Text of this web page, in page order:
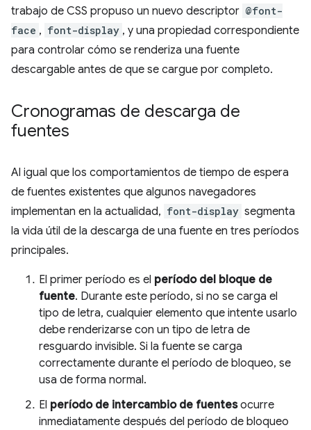
trabajo de CSS propuso un nuevo descriptor @font-
face , font-display , y una propiedad correspondiente
para controlar cómo se renderiza una fuente
descargable antes de que se cargue por completo.
Cronogramas de descarga de
fuentes
Al igual que los comportamientos de tiempo de espera
de fuentes existentes que algunos navegadores
implementan en la actualidad, font-display segmenta
la vida útil de la descarga de una fuente en tres períodos
principales.
El primer período es el período del bloque de
fuente. Durante este período, si no se carga el
tipo de letra, cualquier elemento que intente usarlo
debe renderizarse con un tipo de letra de
resguardo invisible. Si la fuente se carga
correctamente durante el período de bloqueo, se
usa de forma normal.
El período de intercambio de fuentesocurre
inmediatamente después del período de bloqueo